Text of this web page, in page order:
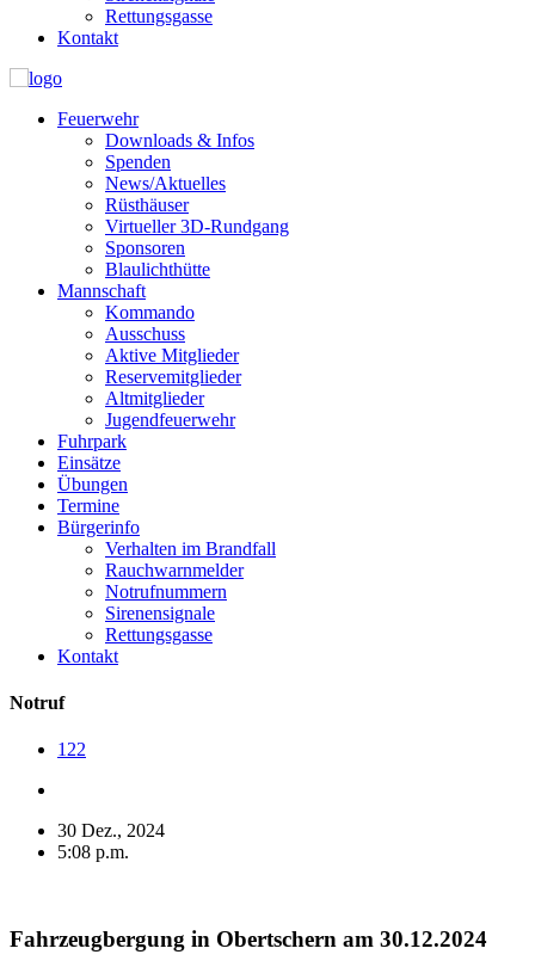
Rettungsgasse
Kontakt
Feuerwehr
Downloads & Infos
Spenden
News/Aktuelles
Rüsthäuser
Virtueller 3D-Rundgang
Sponsoren
Blaulichthütte
Mannschaft
Kommando
Ausschuss
Aktive Mitglieder
Reservemitglieder
Altmitglieder
Jugendfeuerwehr
Fuhrpark
Einsätze
Übungen
Termine
Bürgerinfo
Verhalten im Brandfall
Rauchwarnmelder
Notrufnummern
Sirenensignale
Rettungsgasse
Kontakt
Notruf
122
30 Dez., 2024
5:08 p.m.
Fahrzeugbergung in Obertschern am 30.12.2024